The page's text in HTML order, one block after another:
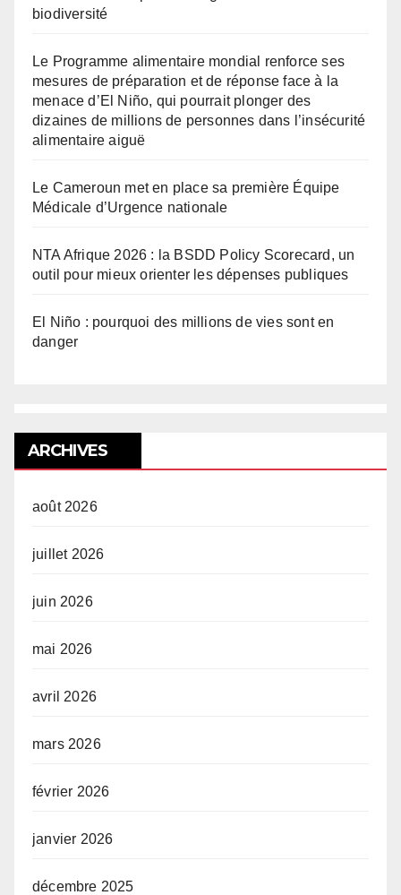
biodiversité
Le Programme alimentaire mondial renforce ses
mesures de préparation et de réponse face à la
menace d’El Niño, qui pourrait plonger des
dizaines de millions de personnes dans l’insécurité
alimentaire aiguë
Le Cameroun met en place sa première Équipe
Médicale d’Urgence nationale
NTA Afrique 2026 : la BSDD Policy Scorecard, un
outil pour mieux orienter les dépenses publiques
El Niño : pourquoi des millions de vies sont en
danger
ARCHIVES
août 2026
juillet 2026
juin 2026
mai 2026
avril 2026
mars 2026
février 2026
janvier 2026
décembre 2025